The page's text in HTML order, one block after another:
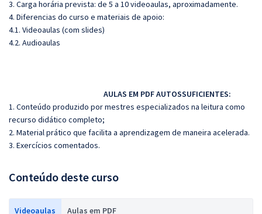
3. Carga horária prevista: de 5 a 10 videoaulas, aproximadamente.
4. Diferencias do curso e materiais de apoio:
4.1. Videoaulas (com slides)
4.2. Audioaulas
AULAS EM PDF AUTOSSUFICIENTES:
1. Conteúdo produzido por mestres especializados na leitura como
recurso didático completo;
2. Material prático que facilita a aprendizagem de maneira acelerada.
3. Exercícios comentados.
Conteúdo deste curso
Videoaulas Aulas em PDF